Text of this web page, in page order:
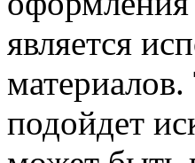
является
подойдет